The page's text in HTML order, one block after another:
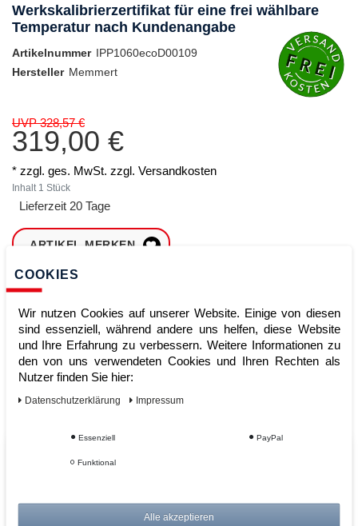
Werkskalibrierzertifikat für eine frei wählbare
Temperatur nach Kundenangabe
Artikelnummer IPP1060ecoD00109
Hersteller Memmert
UVP 328,57 €
319,00 €
* zzgl. ges. MwSt. zzgl. Versandkosten
Inhalt 1 Stück
Lieferzeit 20 Tage
ARTIKEL MERKEN
Sofort lieferbar
Vom Profi für Profis - Ihre Vorteile
COOKIES
Wir nutzen Cookies auf unserer Website. Einige von diesen
sind essenziell, während andere uns helfen, diese Website
und Ihre Erfahrung zu verbessern. Weitere Informationen zu
den von uns verwendeten Cookies und Ihren Rechten als
Nutzer finden Sie hier:
Daten­schutz­erklärung Impressum
Essenziell PayPal
Funktional
Alle akzeptieren